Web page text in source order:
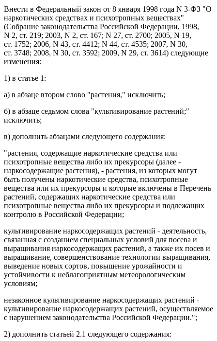
Внести в Федеральный закон от 8 января 1998 года N 3-ФЗ "О
наркотических средствах и психотропных веществах"
(Собрание законодательства Российской Федерации, 1998,
N 2, ст. 219; 2003, N 2, ст. 167; N 27, ст. 2700; 2005, N 19,
ст. 1752; 2006, N 43, ст. 4412; N 44, ст. 4535; 2007, N 30,
ст. 3748; 2008, N 30, ст. 3592; 2009, N 29, ст. 3614) следующие
изменения:
1) в статье 1 :
а) в абзаце втором слово "растения," исключить;
б) в абзаце седьмом слова "культивирование растений;"
исключить;
в) дополнить абзацами следующего содержания:
"растения, содержащие наркотические средства или
психотропные вещества либо их прекурсоры (далее -
наркосодержащие растения), - растения, из которых могут
быть получены наркотические средства, психотропные
вещества или их прекурсоры и которые включены в Перечень
растений, содержащих наркотические средства или
психотропные вещества либо их прекурсоры и подлежащих
контролю в Российской Федерации;
культивирование наркосодержащих растений - деятельность,
связанная с созданием специальных условий для посева и
выращивания наркосодержащих растений, а также их посев и
выращивание, совершенствование технологии выращивания,
выведение новых сортов, повышение урожайности и
устойчивости к неблагоприятным метеорологическим
условиям;
незаконное культивирование наркосодержащих растений -
культивирование наркосодержащих растений, осуществляемое
с нарушением законодательства Российской Федерации.";
2) дополнить статьей 2.1 следующего содержания: